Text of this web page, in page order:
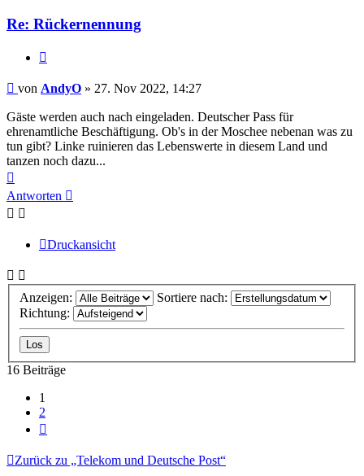
Re: Rückernennung
Beitrag
von AndyO » 27. Nov 2022, 14:27
Gäste werden auch nach eingeladen. Deutscher Pass für
ehrenamtliche Beschäftigung. Ob's in der Moschee nebenan was zu
tun gibt? Linke ruinieren das Lebenswerte in diesem Land und
tanzen noch dazu...
oben
Antworten
Druckansicht
Anzeigen:
Sortiere nach:
Richtung:
16 Beiträge
1
2
Zurück zu „Telekom und Deutsche Post“